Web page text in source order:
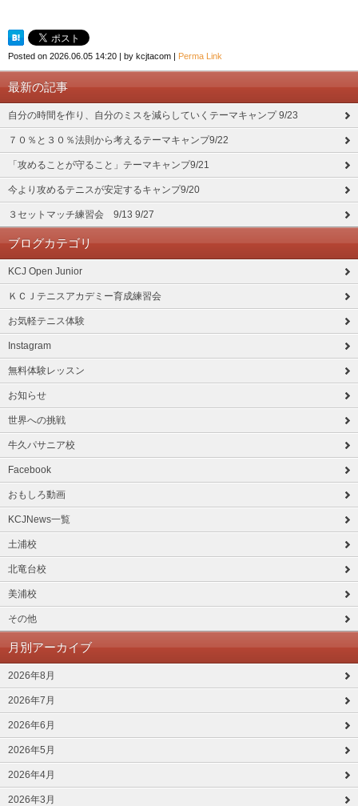
Posted on 2026.06.05 14:20 | by kcjtacom | Perma Link
最新の記事
自分の時間を作り、自分のミスを減らしていくテーマキャンプ 9/23
７０％と３０％法則から考えるテーマキャンプ9/22
「攻めることが守ること」テーマキャンプ9/21
今より攻めるテニスが安定するキャンプ9/20
３セットマッチ練習会 9/13 9/27
ブログカテゴリ
KCJ Open Junior
ＫＣＪテニスアカデミー育成練習会
お気軽テニス体験
Instagram
無料体験レッスン
お知らせ
世界への挑戦
牛久パサニア校
Facebook
おもしろ動画
KCJNews一覧
土浦校
北竜台校
美浦校
その他
月別アーカイブ
2026年8月
2026年7月
2026年6月
2026年5月
2026年4月
2026年3月